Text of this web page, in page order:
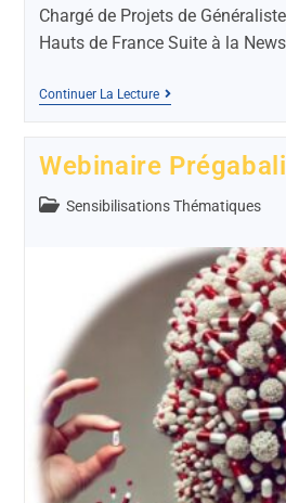
Chargé de Projets de
Hauts de France Suite à la
Continuer La Lecture
Webinaire
Sensibilisations Thématiques